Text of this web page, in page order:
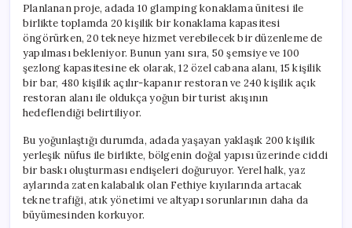
Planlanan proje, adada 10 glamping konaklama ünitesi ile
birlikte toplamda 20 kişilik bir konaklama kapasitesi
öngörürken, 20 tekneye hizmet verebilecek bir düzenleme de
yapılması bekleniyor. Bunun yanı sıra, 50 şemsiye ve 100
şezlong kapasitesine ek olarak, 12 özel cabana alanı, 15 kişilik
bir bar, 480 kişilik açılır-kapanır restoran ve 240 kişilik açık
restoran alanı ile oldukça yoğun bir turist akışının
hedeflendiği belirtiliyor.
Bu yoğunlaştığı durumda, adada yaşayan yaklaşık 200 kişilik
yerleşik nüfus ile birlikte, bölgenin doğal yapısı üzerinde ciddi
bir baskı oluşturması endişeleri doğuruyor. Yerel halk, yaz
aylarında zaten kalabalık olan Fethiye kıyılarında artacak
tekne trafiği, atık yönetimi ve altyapı sorunlarının daha da
büyümesinden korkuyor.